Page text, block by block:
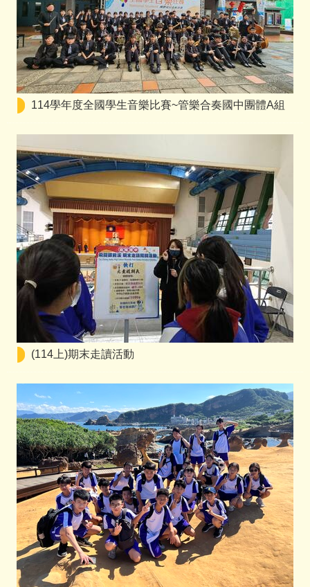
114學年度全國學生音樂比賽~管樂合奏國中團體A組
(114上)期末走讀活動